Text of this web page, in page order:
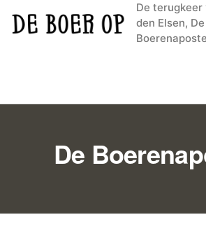
De terugkeer
den Elsen, De
De